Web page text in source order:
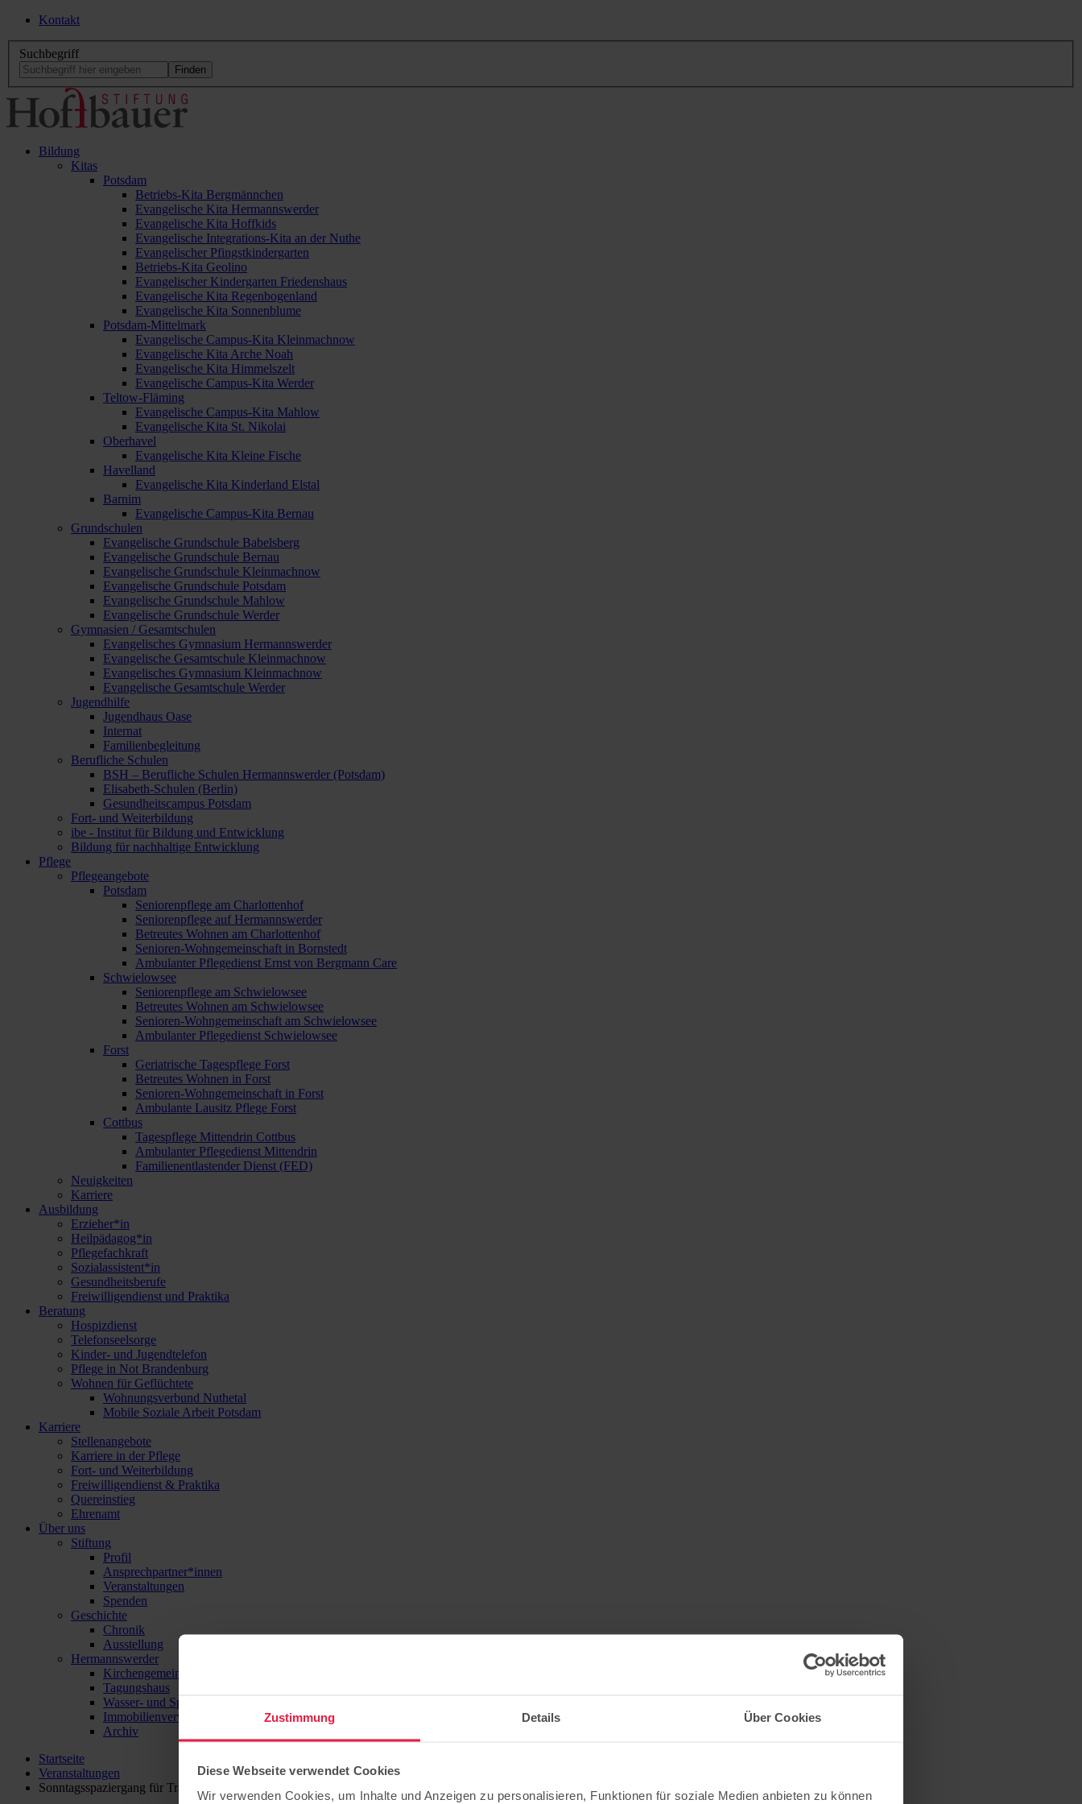
Zustimmung Details Über Cookies
Diese Webseite verwendet Cookies
Wir verwenden Cookies, um Inhalte und Anzeigen zu personalisieren, Funktionen für soziale Medien anbieten zu können
Kontakt
Suchbegriff
Bildung
Kitas
Potsdam
Betriebs-Kita Bergmännchen
Evangelische Kita Hermannswerder
Evangelische Kita Hoffkids
Evangelische Integrations-Kita an der Nuthe
Evangelischer Pfingstkindergarten
Betriebs-Kita Geolino
Evangelischer Kindergarten Friedenshaus
Evangelische Kita Regenbogenland
Evangelische Kita Sonnenblume
Potsdam-Mittelmark
Evangelische Campus-Kita Kleinmachnow
Evangelische Kita Arche Noah
Evangelische Kita Himmelszelt
Evangelische Campus-Kita Werder
Teltow-Fläming
Evangelische Campus-Kita Mahlow
Evangelische Kita St. Nikolai
Oberhavel
Evangelische Kita Kleine Fische
Havelland
Evangelische Kita Kinderland Elstal
Barnim
Evangelische Campus-Kita Bernau
Grundschulen
Evangelische Grundschule Babelsberg
Evangelische Grundschule Bernau
Evangelische Grundschule Kleinmachnow
Evangelische Grundschule Potsdam
Evangelische Grundschule Mahlow
Evangelische Grundschule Werder
Gymnasien / Gesamtschulen
Evangelisches Gymnasium Hermannswerder
Evangelische Gesamtschule Kleinmachnow
Evangelisches Gymnasium Kleinmachnow
Evangelische Gesamtschule Werder
Jugendhilfe
Jugendhaus Oase
Internat
Familienbegleitung
Berufliche Schulen
BSH – Berufliche Schulen Hermannswerder (Potsdam)
Elisabeth-Schulen (Berlin)
Gesundheitscampus Potsdam
Fort- und Weiterbildung
ibe - Institut für Bildung und Entwicklung
Bildung für nachhaltige Entwicklung
Pflege
Pflegeangebote
Potsdam
Seniorenpflege am Charlottenhof
Seniorenpflege auf Hermannswerder
Betreutes Wohnen am Charlottenhof
Senioren-Wohngemeinschaft in Bornstedt
Ambulanter Pflegedienst Ernst von Bergmann Care
Schwielowsee
Seniorenpflege am Schwielowsee
Betreutes Wohnen am Schwielowsee
Senioren-Wohngemeinschaft am Schwielowsee
Ambulanter Pflegedienst Schwielowsee
Forst
Geriatrische Tagespflege Forst
Betreutes Wohnen in Forst
Senioren-Wohngemeinschaft in Forst
Ambulante Lausitz Pflege Forst
Cottbus
Tagespflege Mittendrin Cottbus
Ambulanter Pflegedienst Mittendrin
Familienentlastender Dienst (FED)
Neuigkeiten
Karriere
Ausbildung
Erzieher*in
Heilpädagog*in
Pflegefachkraft
Sozialassistent*in
Gesundheitsberufe
Freiwilligendienst und Praktika
Beratung
Hospizdienst
Telefonseelsorge
Kinder- und Jugendtelefon
Pflege in Not Brandenburg
Wohnen für Geflüchtete
Wohnungsverbund Nuthetal
Mobile Soziale Arbeit Potsdam
Karriere
Stellenangebote
Karriere in der Pflege
Fort- und Weiterbildung
Freiwilligendienst & Praktika
Quereinstieg
Ehrenamt
Über uns
Stiftung
Profil
Ansprechpartner*innen
Veranstaltungen
Spenden
Geschichte
Chronik
Ausstellung
Hermannswerder
Kirchengemeinde
Tagungshaus
Wasser- und Sport-Zentrum Hermannswerder
Immobilienverwaltung
Archiv
Startseite
Veranstaltungen
Sonntagsspaziergang für Trauerende auf Hermannswerder